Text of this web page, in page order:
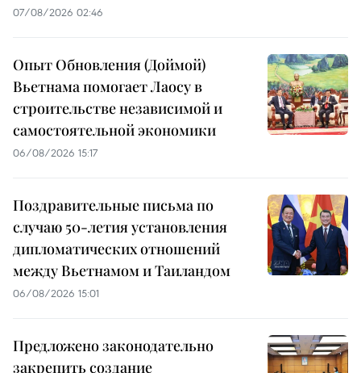
07/08/2026 02:46
Опыт Обновления (Доймой)
Вьетнама помогает Лаосу в
строительстве независимой и
самостоятельной экономики
06/08/2026 15:17
Поздравительные письма по
случаю 50-летия установления
дипломатических отношений
между Вьетнамом и Таиландом
06/08/2026 15:01
Предложено законодательно
закрепить создание